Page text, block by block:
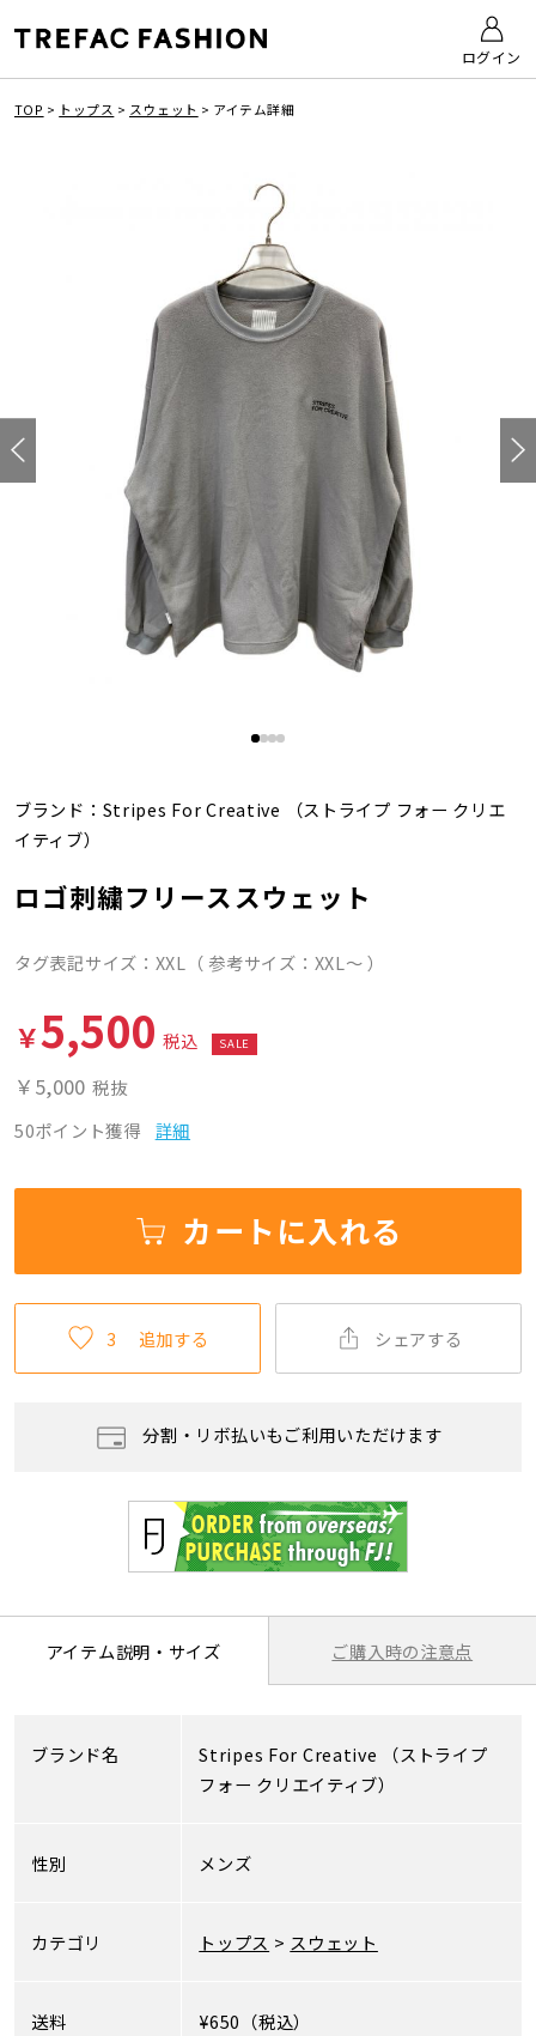
ログイン
TOP > トップス > スウェット > アイテム詳細
ブランド： Stripes For Creative （ストライプ フォー クリエ
イティブ）
ロゴ刺繍フリーススウェット
タグ表記サイズ：XXL（ 参考サイズ：XXL～ ）
￥5,500 税込 SALE
￥5,000 税抜
50ポイント獲得
詳細
カートに入れる
3 追加する シェアする
分割・リボ払いもご利用いただけます
アイテム説明・サイズ ご購入時の注意点
ブランド名 Stripes For Creative （ストライプ
フォー クリエイティブ）
性別 メンズ
カテゴリ トップス > スウェット
送料 ¥650（税込）